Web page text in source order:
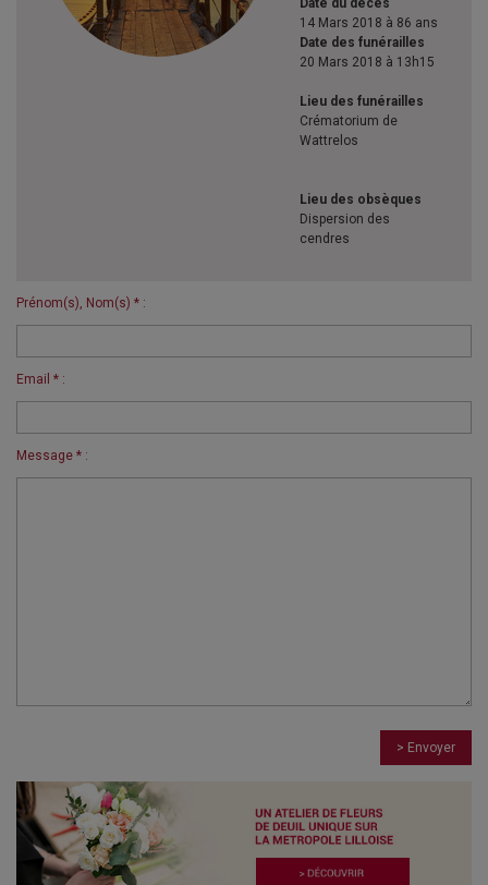
Date du décès
14 Mars 2018 à 86 ans
Date des funérailles
20 Mars 2018 à 13h15
Lieu des funérailles
Crématorium de
Wattrelos
Lieu des obsèques
Dispersion des
cendres
Prénom(s), Nom(s) * :
Email * :
Message * :
> Envoyer